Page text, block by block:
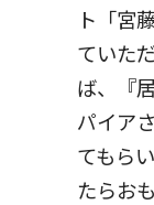
ト「宮
ていた
ば、『
パイア
てもら
たらお